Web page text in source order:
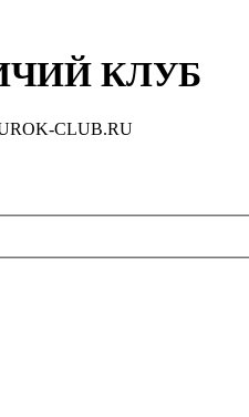
КЛУБ
CLUB.RU